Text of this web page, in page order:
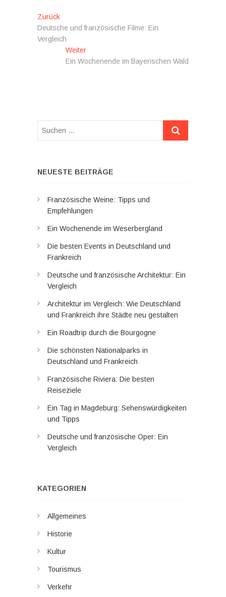
Beitragsnavigation
ZurückVorheriger
Beitrag:
Deutsche und französische Filme: Ein
Vergleich
WeiterNächster
Beitrag:
Ein Wochenende im Bayerischen Wald
Suchen
NEUESTE BEITRÄGE
Französische Weine: Tipps und
Empfehlungen
Ein Wochenende im Weserbergland
Die besten Events in Deutschland und
Frankreich
Deutsche und französische Architektur: Ein
Vergleich
Architektur im Vergleich: Wie Deutschland
und Frankreich ihre Städte neu gestalten
Ein Roadtrip durch die Bourgogne
Die schönsten Nationalparks in
Deutschland und Frankreich
Französische Riviera: Die besten
Reiseziele
Ein Tag in Magdeburg: Sehenswürdigkeiten
und Tipps
Deutsche und französische Oper: Ein
Vergleich
KATEGORIEN
Allgemeines
Historie
Kultur
Tourismus
Verkehr